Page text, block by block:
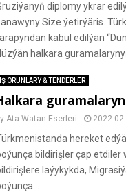
diplomy ykrar
Size ýetirýäris.
kabul edilýän
halkara
IŞ ORUNLARY & TENDERLER
Ata Watan Eserleri 2022-
hereket
bildirişler çap etdiler
laýykykda,